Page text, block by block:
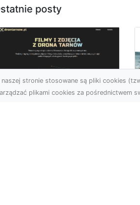
posty
naszej stronie stosowane są pliki cookies
plikami cookies za pośrednictwem